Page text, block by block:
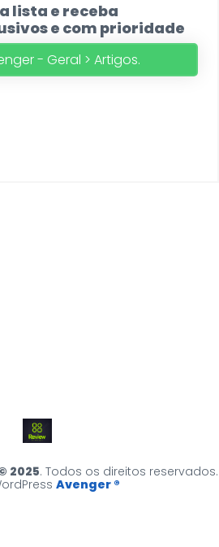
lista e receba
e com prioridade
- Geral > Artigos.
2025. Todos os direitos reservados.
Avenger ®